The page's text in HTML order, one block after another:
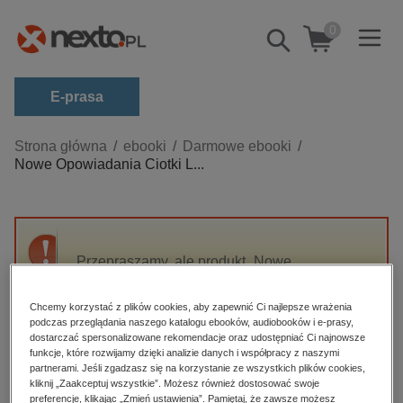
Pokaż/schowaj
wyszukiwarkę
0
E-prasa
Kategorie
Zobacz wszystkie E-prasa
budownictwo, aranżacja wnętrz
darmowe wydania
edukacja
hobby, sport, rozrywka
komputery, internet, technologie, informatyka
Strona główna ebooki
Darmowe ebooki
Nowe Opowiadania Ciotki L...
Przepraszamy, ale produkt „Nowe
High-contrast mode
Polecane
Chcemy korzystać z plików cookies, aby zapewnić Ci najlepsze wrażenia
podczas przeglądania naszego katalogu ebooków, audiobooków i e-prasy,
dostarczać spersonalizowane rekomendacje oraz udostępniać Ci najnowsze
funkcje, które rozwijamy dzięki analizie danych i współpracy z naszymi
partnerami. Jeśli zgadzasz się na korzystanie ze wszystkich plików cookies,
kliknij „Zaakceptuj wszystkie”. Możesz również dostosować swoje
preferencje, klikając „Zmień ustawienia”. Pamiętaj, że zawsze możesz